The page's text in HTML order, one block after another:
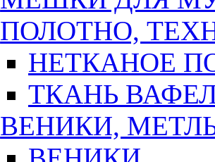
ПОЛОТНО,
НЕТКАНОЕ
ТКАНЬ
ВЕНИКИ,